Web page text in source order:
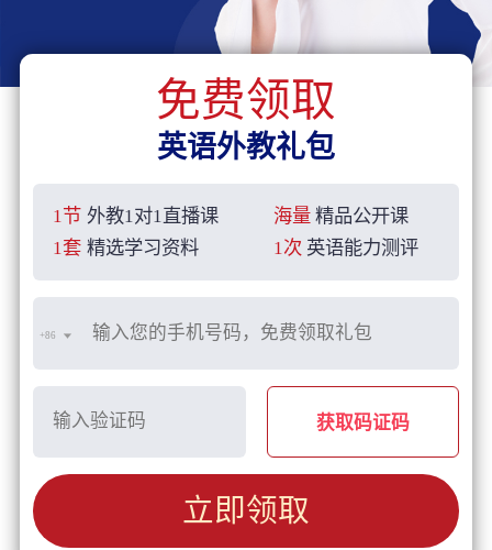
免费领取
英语外教礼包
1节 外教1对1直播课 海量 精品公开课
1套 精选学习资料 1次 英语能力测评
+86
获取码证码
立即领取